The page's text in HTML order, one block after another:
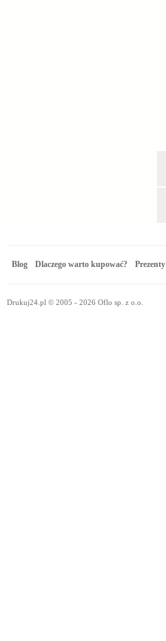
Blog Dlaczego warto kupować? Prezenty
Drukuj24.pl © 2005 - 2026 Oflo sp. z o.o.